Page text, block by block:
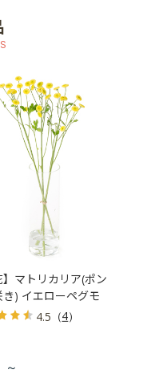
】マトリカリア(ポン
き) イエローペグモ
4.5 （4）
～